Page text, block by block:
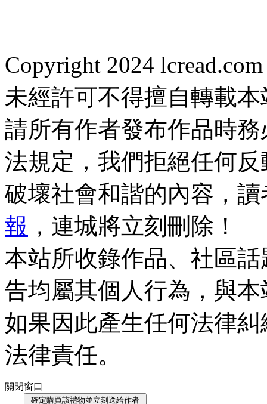
Copyright 2024
未經許可不得擅自轉載
請所有作者發布作品時
法規定，我們拒絕任何
破壞社會和諧的內容，
報 ，連城將立刻刪除！
本站所收錄作品、社區
告均屬其個人行為，與
如果因此產生任何法律
法律責任。
關閉窗口